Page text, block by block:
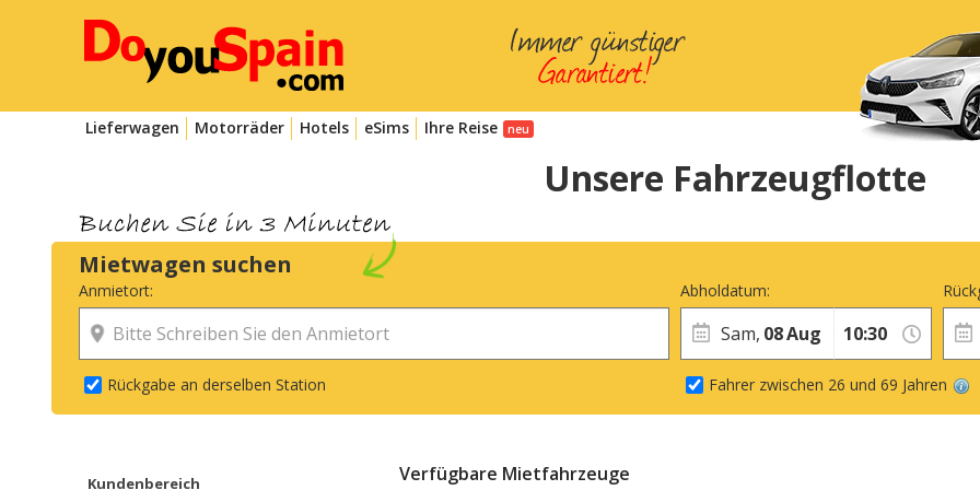
Lieferwagen Motorräder Hotels eSims Ihre Reise
Unsere Fahrzeugflotte
Mietwagen suchen
Anmietort:
Rückgabe an derselben Station
Abholdatum:
Sam, 08Aug
Fahrer zwischen 26 und 69 Jahren
Kundenbereich
Verfügbare Mietfahrzeuge